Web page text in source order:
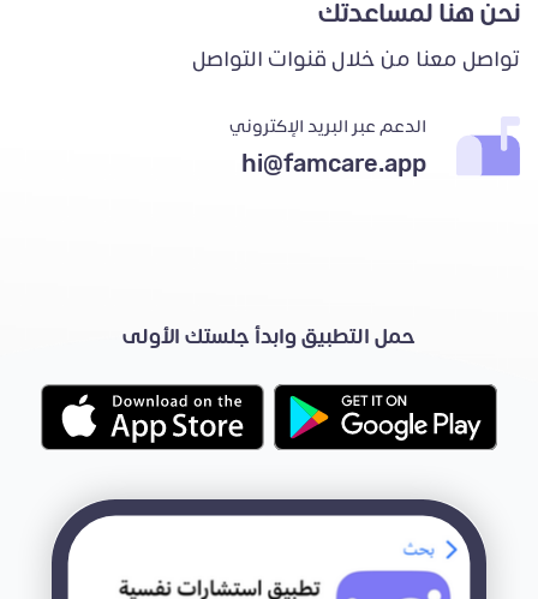
نحن هنا لمساعدتك
تواصل معنا من خلال قنوات التواصل
الدعم عبر البريد الإكتروني
hi@famcare.app
حمل التطبيق وابدأ جلستك الأولى